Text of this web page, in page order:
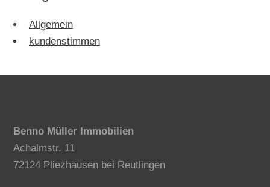
Allgemein
kundenstimmen
Benno Müller Immobilien
Achalmstr. 11
72124 Pliezhausen bei Reutlingen